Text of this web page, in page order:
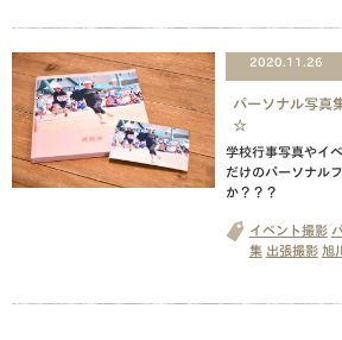
2020.11.26
パーソナル写真
☆
学校行事写真やイ
だけのパーソナル
か？？？
イベント撮影
集 出張撮影 旭